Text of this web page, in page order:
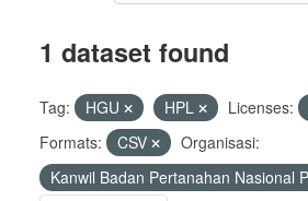
1 dataset found
Tag: HGU HPL Licenses:
Formats:
CSV
Organisasi:
Kanwil Badan Pertanahan Nasional